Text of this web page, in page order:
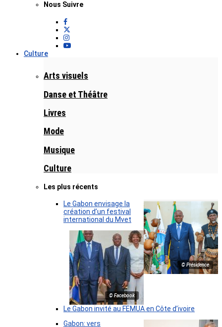
Nous Suivre
Culture
Arts visuels
Danse et Théâtre
Livres
Mode
Musique
Culture
Les plus récents
© Présidence
Le Gabon envisage la
création d’un festival
international du Mvet
© Facebook
Le Gabon invité au FEMUA en Côte d’ivoire
Gabon: vers